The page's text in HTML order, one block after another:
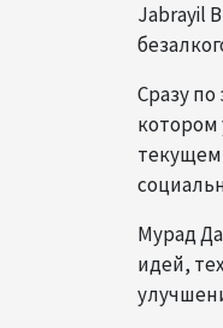
Jabrayil
Сразу
котором
Мурад
идей,